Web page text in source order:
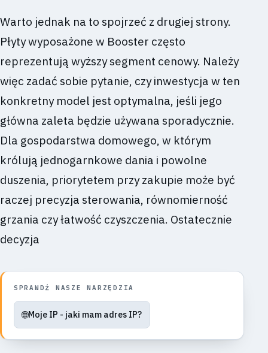
Warto jednak na to spojrzeć z drugiej strony.
Płyty wyposażone w Booster często
reprezentują wyższy segment cenowy. Należy
więc zadać sobie pytanie, czy inwestycja w ten
konkretny model jest optymalna, jeśli jego
główna zaleta będzie używana sporadycznie.
Dla gospodarstwa domowego, w którym
królują jednogarnkowe dania i powolne
duszenia, priorytetem przy zakupie może być
raczej precyzja sterowania, równomierność
grzania czy łatwość czyszczenia. Ostatecznie
decyzja
SPRAWDŹ NASZE NARZĘDZIA
🌐Moje IP - jaki mam adres IP?